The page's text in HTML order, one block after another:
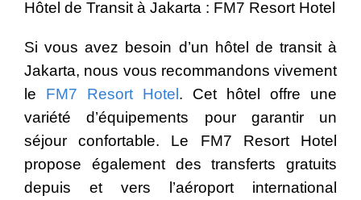
Hôtel de Transit à Jakarta : FM7 Resort Hotel
Si vous avez besoin d’un hôtel de transit à
Jakarta, nous vous recommandons vivement
le FM7 Resort Hotel. Cet hôtel offre une
variété d’équipements pour garantir un
séjour confortable. Le FM7 Resort Hotel
propose également des transferts gratuits
depuis et vers l’aéroport international